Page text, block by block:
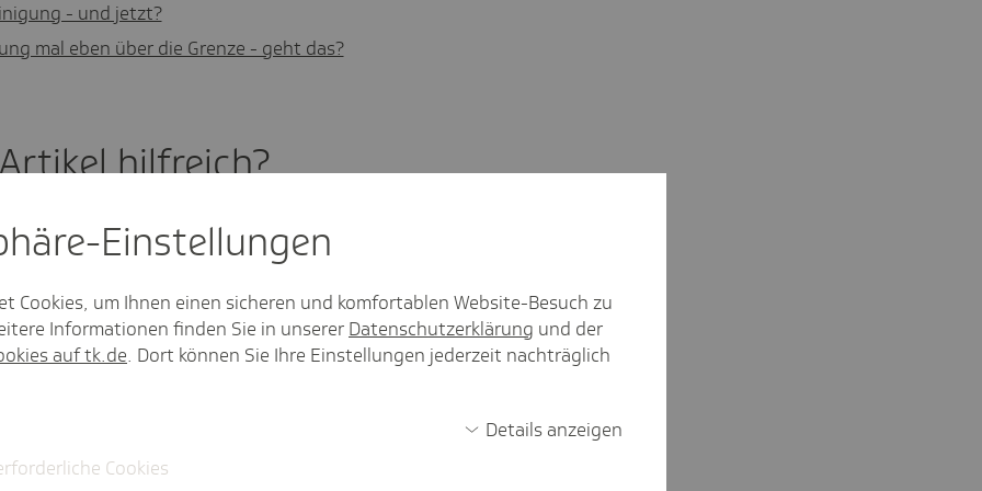
- und jetzt?
mal eben über die Grenze - geht das?
hilf­reich?
Nein
Beschei­ni­gung?
Einstel­lungen
Cookies, um Ihnen einen sicheren und komfortablen Website-Besuch zu
Informationen finden Sie in unserer Datenschutzerklärung und der
auf tk.de. Dort können Sie Ihre Einstellungen jederzeit nachträglich
Details anzeigen
Cookies